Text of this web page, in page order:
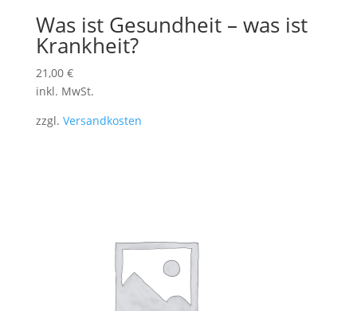
Was ist Gesundheit – was ist
Krankheit?
21,00 €
inkl. MwSt.
zzgl. Versandkosten